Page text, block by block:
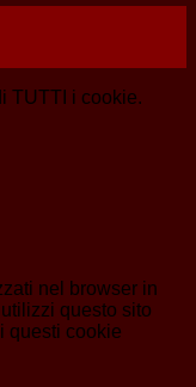
TUTTI i cookie.
nel browser in
questo sito
questi cookie